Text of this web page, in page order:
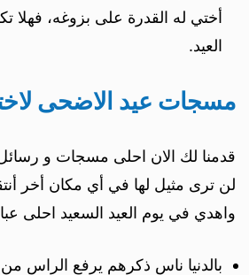
أختي له القدرة على بزوغه، فهلا
العيد.
مسجات عيد الاضحى
قدمنا لك الان احلى مسجات و
لن ترى مثيل لها في أي مكان أخر
واهدي في يوم العيد السعيد احلى
بالدنيا ناس ذكرهم يرفع الراس من